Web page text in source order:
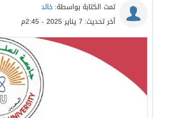
تمت الكتابة بواسطة:خالد
آخر تحديث: 7 يناير 2025 - 2:45م